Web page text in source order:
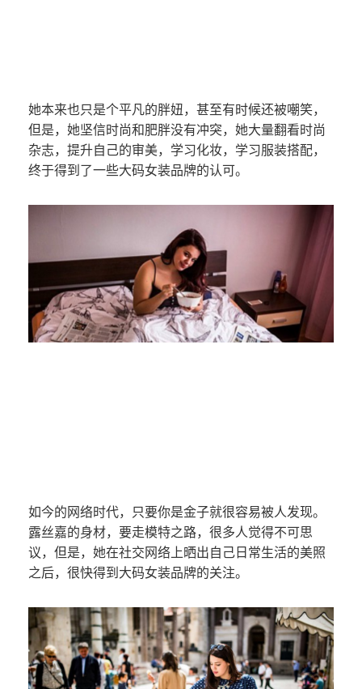
她本来也只是个平凡的胖妞，甚至有时候还被嘲笑，
但是，她坚信时尚和肥胖没有冲突，她大量翻看时尚
杂志，提升自己的审美，学习化妆，学习服装搭配，
终于得到了一些大码女装品牌的认可。
如今的网络时代，只要你是金子就很容易被人发现。
露丝嘉的身材，要走模特之路，很多人觉得不可思
议，但是，她在社交网络上晒出自己日常生活的美照
之后，很快得到大码女装品牌的关注。